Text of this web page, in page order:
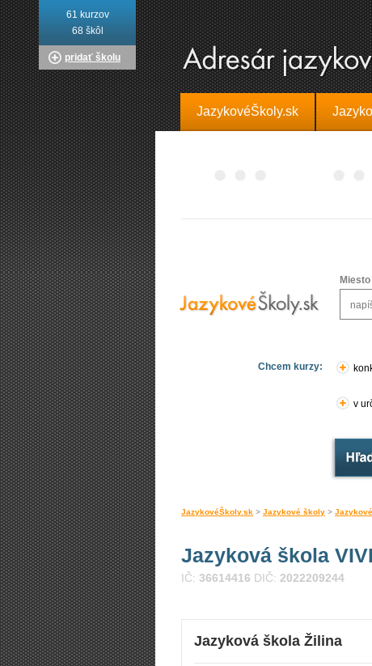
JazykovéŠkoly.sk
Chcem kurzy:
v
JazykovéŠkoly.sk > Jazykové školy >
Jazyková škola
IČ: 36614416 DIČ: 2022209244
Jazyková škola Žilina
61 kurzov
68 škôl
pridať školu